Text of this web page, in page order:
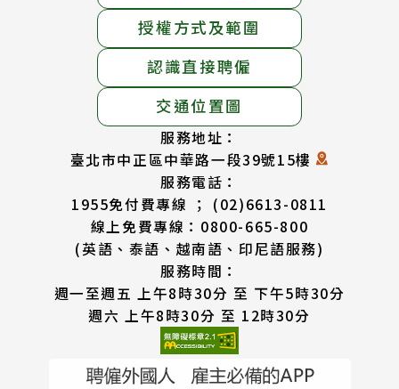
授權方式及範圍
認識直接聘僱
交通位置圖
服務地址：
臺北市中正區中華路一段39號15樓
服務電話：
1955免付費專線 ； (02)6613-0811
線上免費專線：0800-665-800
(英語、泰語、越南語、印尼語服務)
服務時間：
週一至週五 上午8時30分 至 下午5時30分
週六 上午8時30分 至 12時30分